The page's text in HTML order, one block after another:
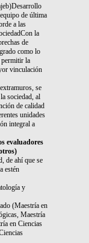
de última
a las
la
de
como lo
permitir la
vinculación
se
sociedad, al
de calidad
unidades
integral a
evaluadores
de ahí que se
estén
y
(Maestría en
Maestría
en Ciencias